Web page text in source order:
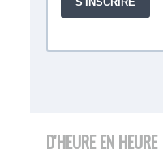
D'HEURE EN HEURE